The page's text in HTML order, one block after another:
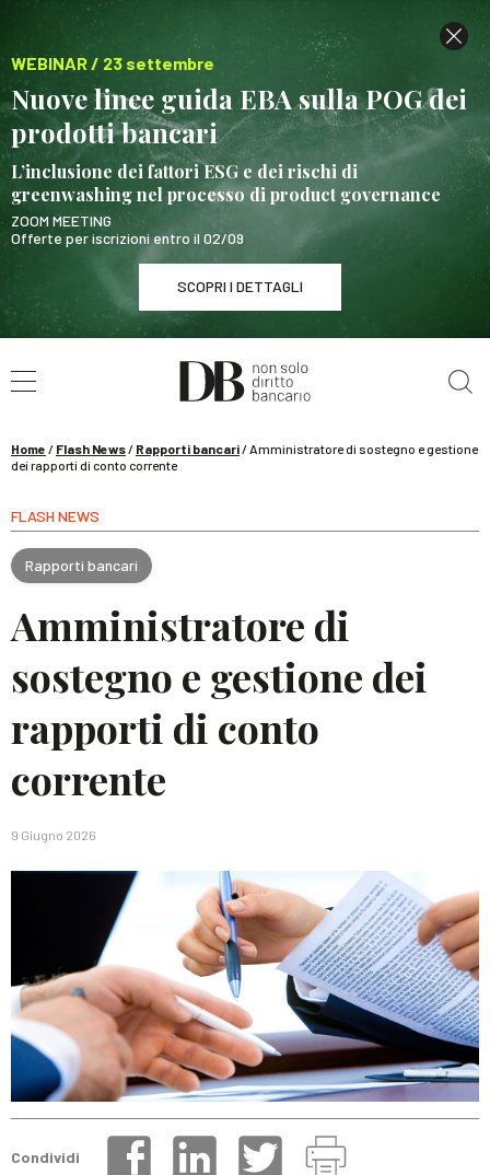
WEBINAR / 23 settembre
Nuove linee guida EBA sulla POG dei
prodotti bancari
L’inclusione dei fattori ESG e dei rischi di
greenwashing nel processo di product governance
ZOOM MEETING
Offerte per iscrizioni entro il 02/09
SCOPRI I DETTAGLI
WEBINAR / 23 settembre
Nuove linee guida EBA sulla POG dei prodotti
SCOPRI I DETTAGLI
Home / Flash News/ Rapporti bancari/Amministratore di sostegno e gestione
dei rapporti di conto corrente
FLASH NEWS
Rapporti bancari
Amministratore di
sostegno e gestione dei
rapporti di conto
corrente
9 Giugno 2026
Condividi